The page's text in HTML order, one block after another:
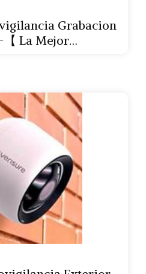
Grabacion
La Mejor…